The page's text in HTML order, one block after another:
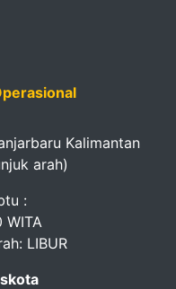
Kalimantan
arah)
:
WITA
LIBUR